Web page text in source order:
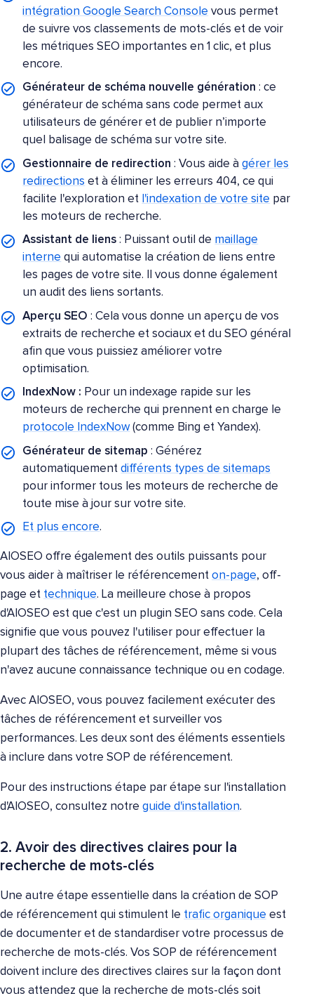
intégration Google Search Console vous permet
de suivre vos classements de mots-clés et de voir
les métriques SEO importantes en 1 clic, et plus
encore.
Générateur de schéma nouvelle génération : ce
générateur de schéma sans code permet aux
utilisateurs de générer et de publier n’importe
quel balisage de schéma sur votre site.
Gestionnaire de redirection : Vous aide àgérer les
redirections et à éliminer les erreurs 404, ce qui
facilite l'exploration et l'indexation de votre site par
les moteurs de recherche.
Assistant de liens : Puissant outil de maillage
interne qui automatise la création de liens entre
les pages de votre site. Il vous donne également
un audit des liens sortants.
Aperçu SEO : Cela vous donne un aperçu de vos
extraits de recherche et sociaux et du SEO général
afin que vous puissiez améliorer votre
optimisation.
IndexNow : Pour un indexage rapide sur les
moteurs de recherche qui prennent en charge le
protocole IndexNow(comme Bing et Yandex).
Générateur de sitemap : Générez
automatiquementdifférents types de sitemaps
pour informer tous les moteurs de recherche de
toute mise à jour sur votre site.
Et plus encore.
AIOSEO offre également des outils puissants pour
vous aider à maîtriser le référencement on-page, off-
page et technique. La meilleure chose à propos
d'AIOSEO est que c'est un plugin SEO sans code. Cela
signifie que vous pouvez l'utiliser pour effectuer la
plupart des tâches de référencement, même si vous
n'avez aucune connaissance technique ou en codage.
Avec AIOSEO, vous pouvez facilement exécuter des
tâches de référencement et surveiller vos
performances. Les deux sont des éléments essentiels
à inclure dans votre SOP de référencement.
Pour des instructions étape par étape sur l'installation
d'AIOSEO, consultez notre guide d'installation.
2. Avoir des directives claires pour la
recherche de mots-clés
Une autre étape essentielle dans la création de SOP
de référencement qui stimulent le trafic organique est
de documenter et de standardiser votre processus de
recherche de mots-clés. Vos SOP de référencement
doivent inclure des directives claires sur la façon dont
vous attendez que la recherche de mots-clés soit